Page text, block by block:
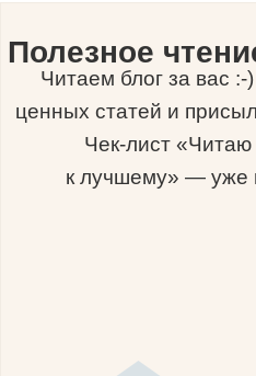
Полезное
Читаем блог за вас
ценных статей и
Чек-лист
к лучшему» — уже